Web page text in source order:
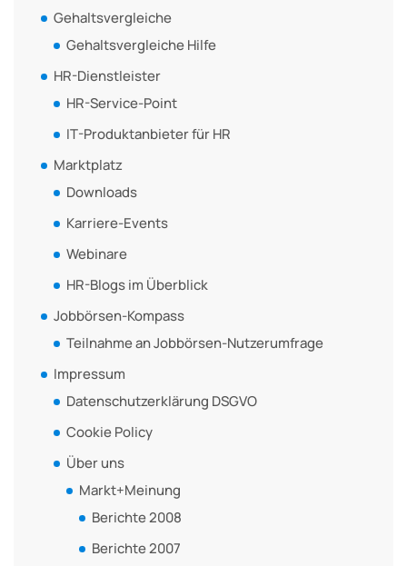
Gehaltsvergleiche
Gehaltsvergleiche Hilfe
HR-Dienstleister
HR-Service-Point
IT-Produktanbieter für HR
Marktplatz
Downloads
Karriere-Events
Webinare
HR-Blogs im Überblick
Jobbörsen-Kompass
Teilnahme an Jobbörsen-Nutzerumfrage
Impressum
Datenschutzerklärung DSGVO
Cookie Policy
Über uns
Markt+Meinung
Berichte 2008
Berichte 2007